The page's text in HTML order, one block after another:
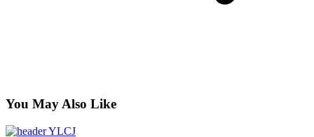
You May Also Like